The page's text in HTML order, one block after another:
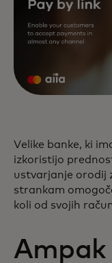
Velike banke, ki
izkoristijo
ustvarjanje orodij
strankam
koli od svojih
Ampak